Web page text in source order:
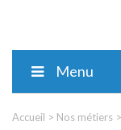
Menu
Accueil > Nos métiers >